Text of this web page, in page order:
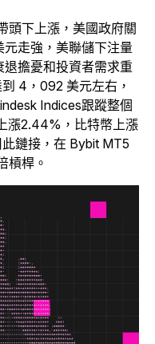
頭下上漲，美國政府關
走強，美聯儲下注量
擔憂和投資者需求重
4，092 美元左右，
Indices跟蹤整個
漲2.44%，比特幣上漲
鏈接，在 Bybit MT5
槓桿。